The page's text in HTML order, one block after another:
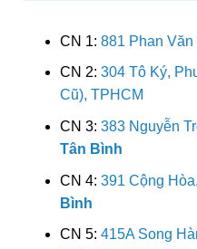
CN 1: 881 Phan
CN 2: 304 Tô Ký,
Cũ), TPHCM
CN 3: 383 Nguyễn
Tân Bình
CN 4: 391 Cộng
Bình
CN 5: 415A Song